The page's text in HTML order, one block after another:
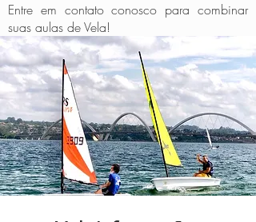
Entre em contato conosco para combinar
suas aulas de Vela!